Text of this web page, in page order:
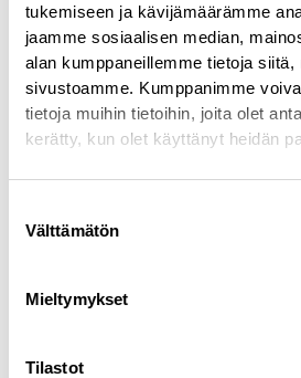
tukemiseen ja kävijämäärämme
jaamme sosiaalisen median,
alan kumppaneillemme tietoja siitä,
sivustoamme. Kumppanimme
tietoja muihin tietoihin, joita olet
kerätty, kun olet käyttänyt heidän
valinta
Välttämätön
Mieltymykset
Tilastot
alussa. Urakoitsijan
jätekuljetusten reitit muuttuvat
tyhjennyspäivässä tapahtuu
Lue lisää »